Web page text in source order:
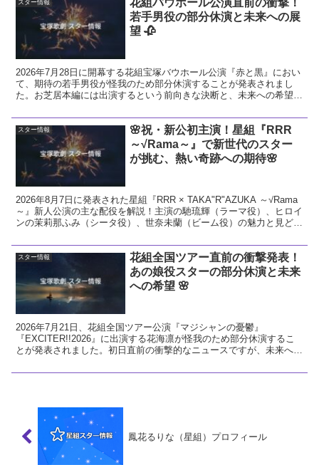
スター情報
若手男役の部分休演と未来への展
望 🥀
2026年7月28日に開幕する花組宝塚バウホール公演『赤と黒』におい
て、期待の若手男役が怪我のため部分休演することが発表されまし
た。お芝居本編には出演するという前向きな決断と、未来への希望に
スター情報
🌸祝・新公初主演！星組『RRR
～√Rama～』で新世代のスター
が挑む、熱い奇跡への期待🌸
2026年8月7日に発表された星組『RRR × TAKA"R"AZUKA ～√Rama
～』新人公演の主な配役を解説！主演の馳琉輝（ラーマ役）、ヒロイ
ンの茉莉那ふみ（シータ役）、世奈未蘭（ビーム役）の魅力と見どこ
スター情報
花組全国ツアー直前の衝撃発表！
あの娘役スターの部分休演と未来
への希望 🌸
2026年7月21日、花組全国ツアー公演『マジシャンの憂鬱』
『EXCITER!!2026』に出演する花海凛が怪我のため部分休演するこ
とが発表されました。初日直前の衝撃的なニュースですが、未来への
送ります。
鳳花るりな（星組）プロフィール